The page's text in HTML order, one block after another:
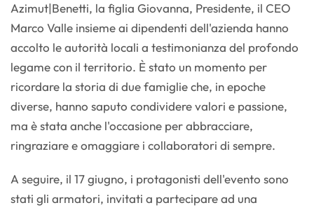
Azimut|Benetti, la figlia Giovanna, Presidente, il CEO
Marco Valle insieme ai dipendenti dell'azienda hanno
accolto le autorità locali a testimonianza del profondo
legame con il territorio. È stato un momento per
ricordare la storia di due famiglie che, in epoche
diverse, hanno saputo condividere valori e passione,
ma è stata anche l'occasione per abbracciare,
ringraziare e omaggiare i collaboratori di sempre.
A seguire, il 17 giugno, i protagonisti dell'evento sono
stati gli armatori, invitati a partecipare ad una